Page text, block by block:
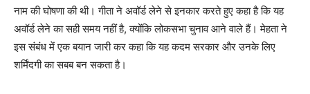
नाम की घोषणा की थी। गीता ने अवॉर्ड लेने से इनकार करते हुए कहा है कि यह
अवॉर्ड लेने का सही समय नहीं है, क्योंकि लोकसभा चुनाव आने वाले हैं। मेहता ने
इस संबंध में एक बयान जारी कर कहा कि यह कदम सरकार और उनके लिए
शर्मिंदगी का सबब बन सकता है।